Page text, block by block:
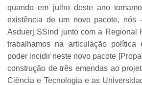
quando em julho deste ano
existência de um novo pacote, nós
Asduerj SSind junto com a Regional
trabalhamos na articulação política
poder incidir neste novo pacote
construção de três emendas ao
Ciência e Tecnologia e as